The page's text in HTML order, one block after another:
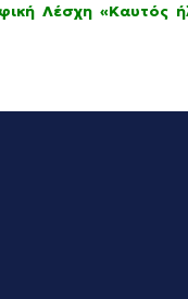
Λέσχη «Καυτός